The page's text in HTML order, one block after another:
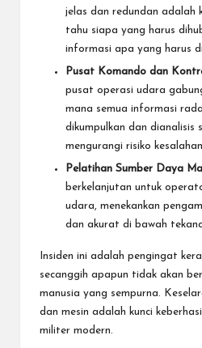
jelas dan redundan adalah
tahu siapa yang harus
informasi apa yang harus
Pusat Komando dan
pusat operasi udara
mana semua informasi
dikumpulkan dan dianalisis
mengurangi risiko
Pelatihan Sumber Daya
berkelanjutan untuk
udara, menekankan
dan akurat di bawah
Insiden ini adalah pengingat
secanggih apapun tidak akan
manusia yang sempurna.
dan mesin adalah kunci
militer modern.